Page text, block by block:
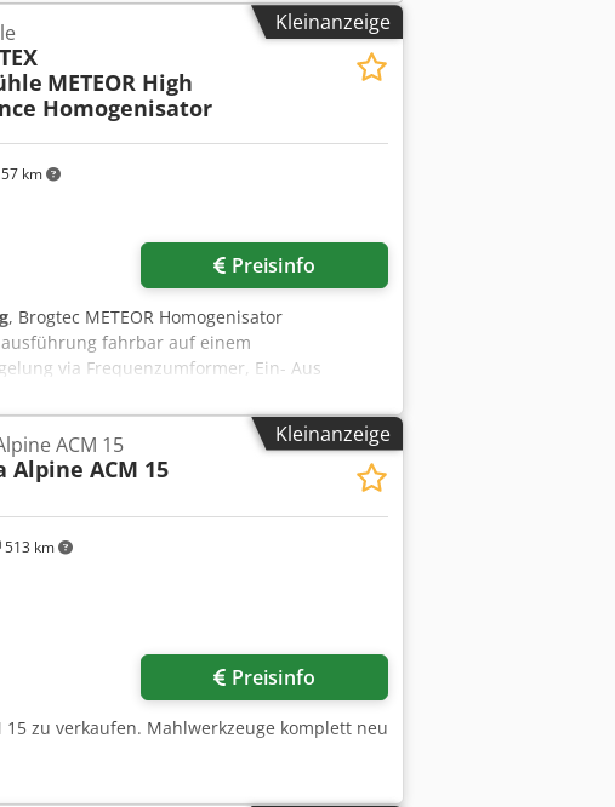
Kleinanzeige
km
METEOR High
Homogenisator
Preisinfo
, Brogtec METEOR Homogenisator
fahrbar auf einem
via Frequenzumformer, Ein- Aus
für die Druckhaltung und Kühlung
VAC/48-62 Hz, 400 V Brogtec METEOR
Hquho Ag Aerf Colloid mill in pharmaceutical
on the trolley with speed control via frequency
pressure vessel for pressure
circuit of the mechanical seal. VAC/48-62
Kleinanzeige
513 km
ACM 15
Alpine ACM 15
Preisinfo
15 zu verkaufen. Mahlwerkzeuge komplett neu